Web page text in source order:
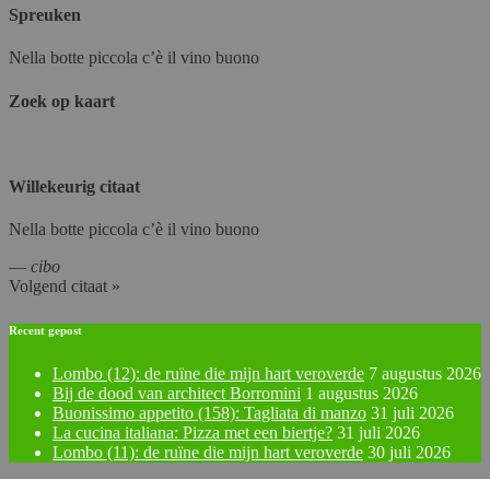
Spreuken
Nella botte piccola c’è il vino buono
Zoek op kaart
Willekeurig citaat
Nella botte piccola c’è il vino buono
— cibo
Volgend citaat »
Recent gepost
Lombo (12): de ruïne die mijn hart veroverde 7 augustus 2026
Bij de dood van architect Borromini 1 augustus 2026
Buonissimo appetito (158): Tagliata di manzo 31 juli 2026
La cucina italiana: Pizza met een biertje? 31 juli 2026
Lombo (11): de ruïne die mijn hart veroverde 30 juli 2026